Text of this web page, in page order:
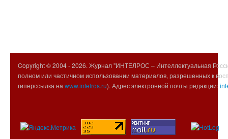
Copyright © 2004 -2026. Журнал "ИНТЕЛРОС – Интеллектуальная
полном или частичном использовании материалов, разрешенных к
гиперссылка на www.intelros.ru). Адрес электронной почты редакции: